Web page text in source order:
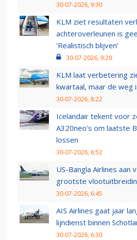
30-07-2026, 9:30
KLM ziet resultaten
achteroverleunen is
‘Realistisch blijven’
30-07-2026, 9:29
KLM laat verbetering
kwartaal, maar de weg
30-07-2026, 8:22
Icelandair tekent voor
A320neo's om laatste
lossen
30-07-2026, 6:52
US-Bangla Airlines aan
grootste
30-07-2026, 6:45
AIS Airlines gaat jaar
lijndienst binnen
30-07-2026, 6:30